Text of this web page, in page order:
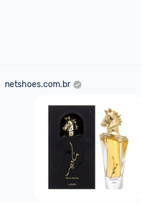
netshoes.com.br